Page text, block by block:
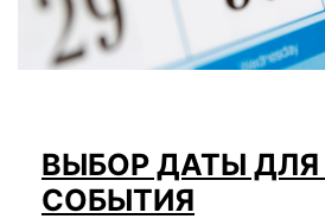
ВЫБОР ДАТЫ
СОБЫТИЯ